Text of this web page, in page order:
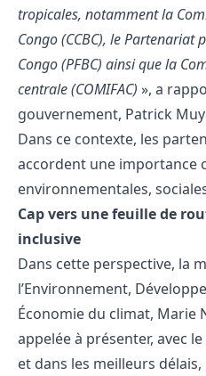
tropicales, notamment la
Congo (CCBC), le Partenariat
Congo (PFBC) ainsi que la
centrale (COMIFAC) », a
gouvernement, Patrick
Dans ce contexte, les
accordent une importance
environnementales,
Cap vers une feuille de
inclusive
Dans cette perspective, la
l’Environnement,
Économie du climat, Marie
appelée à présenter, avec
et dans les meilleurs